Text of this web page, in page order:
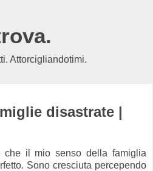
Attorcigliandotimi.
disastrate |
che il mio senso della famiglia
Sono cresciuta percependo